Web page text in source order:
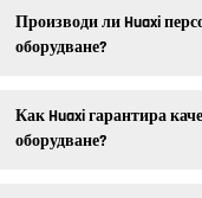
Производи ли Huaxi
оборудване?
Как Huaxi гарантира
оборудване?